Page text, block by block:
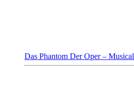
Das Phantom Der Oper – Musical